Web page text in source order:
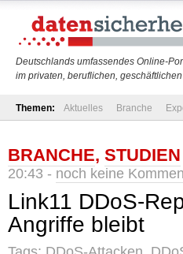
Deutschlands umfassendes Online-
im privaten, beruflichen,
Themen: Aktuelles Branche
BRANCHE, STUDIEN
20:43 - noch keine
Link11 DDoS-
Angriffe bleibt